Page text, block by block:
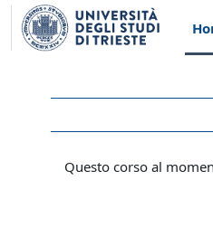
Vai al contenuto principale
Questo corso al